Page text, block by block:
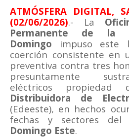
ATMÓSFERA DIGITAL,
(02/06/2026).- La
Permanente de la
Domingo impuso este
coerción consistente en
preventiva contra tres
presuntamente
eléctricos
Distribuidora de
(Edeeste), en hechos
fechas y sectores del
Domingo Este.